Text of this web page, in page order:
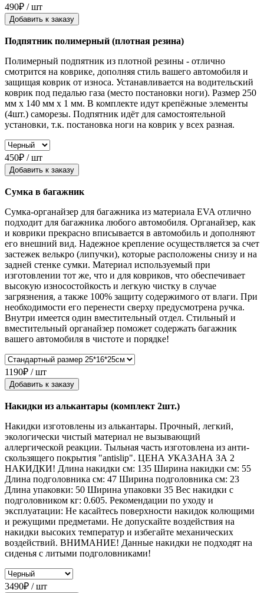
490₽ / шт
Добавить к заказу
Подпятник полимерный (плотная резина)
Полимерный подпятник из плотной резины - отлично
смотрится на коврике, дополняя стиль вашего автомобиля и
защищая коврик от износа. Устанавливается на водительский
коврик под педалью газа (место постановки ноги). Размер 250
мм x 140 мм x 1 мм. В комплекте идут крепёжные элементы
(4шт.) саморезы. Подпятник идёт для самостоятельной
установки, т.к. постановка ноги на коврик у всех разная.
450₽ / шт
Добавить к заказу
Сумка в багажник
Сумка-органайзер для багажника из материала EVA отлично
подходит для багажника любого автомобиля. Органайзер, как
и коврики прекрасно вписывается в автомобиль и дополняют
его внешний вид. Надежное крепление осуществляется за счет
застежек велькро (липучки), которые расположены снизу и на
задней стенке сумки. Материал используемый при
изготовлении тот же, что и для ковриков, что обеспечивает
высокую износостойкость и легкую чистку в случае
загрязнения, а также 100% защиту содержимого от влаги. При
необходимости его перенести сверху предусмотрена ручка.
Внутри имеется один вместительный отдел. Стильный и
вместительный органайзер поможет содержать багажник
вашего автомобиля в чистоте и порядке!
1190₽ / шт
Добавить к заказу
Накидки из алькантары (комплект 2шт.)
Накидки изготовлены из алькантары. Прочный, легкий,
экологически чистый материал не вызывающий
аллергической реакции. Тыльная часть изготовлена из анти-
скользящего покрытия "antislip". ЦЕНА УКАЗАНА ЗА 2
НАКИДКИ! Длина накидки см: 135 Ширина накидки см: 55
Длина подголовника см: 47 Ширина подголовника см: 23
Длина упаковки: 50 Ширина упаковки 35 Вес накидки с
подголовником кг: 0.605. Рекомендации по уходу и
эксплуатации: Не касайтесь поверхности накидок колющими
и режущими предметами. Не допускайте воздействия на
накидки высоких температур и избегайте механических
воздействий. ВНИМАНИЕ! Данные накидки не подходят на
сиденья с литыми подголовниками!
3490₽ / шт